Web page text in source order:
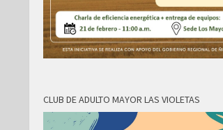
CLUB DE ADULTO MAYOR LAS VIOLETAS